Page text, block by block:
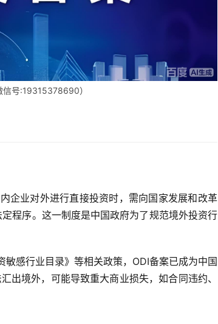
号:19315378690）
业对外进行直接投资时，需向国家发展和改革
程序。这一制度是中国政府为了规范境外投资行
感行业目录》等相关政策，ODI备案已成为中国
出境外，可能导致重大商业损失，如合同违约、